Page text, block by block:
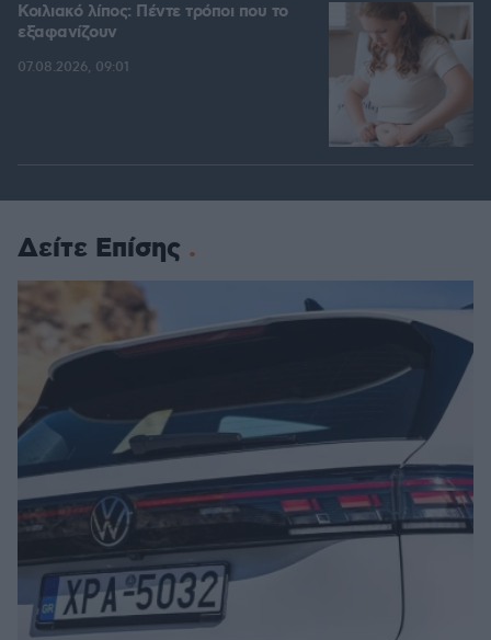
Κοιλιακό λίπος: Πέντε τρόποι που το
εξαφανίζουν
07.08.2026, 09:01
Δείτε Επίσης